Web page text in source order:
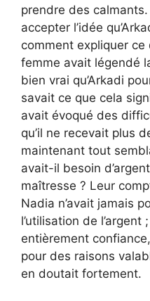
prendre des calmants.
accepter l’idée
comment expliquer ce
femme avait légendé
bien vrai qu’Arkadi
savait ce que cela
avait évoqué des
qu’il ne recevait plus
maintenant tout
avait-il besoin
maîtresse ? Leur
Nadia n’avait jamais
l’utilisation de
entièrement
pour des raisons
en doutait fortement.